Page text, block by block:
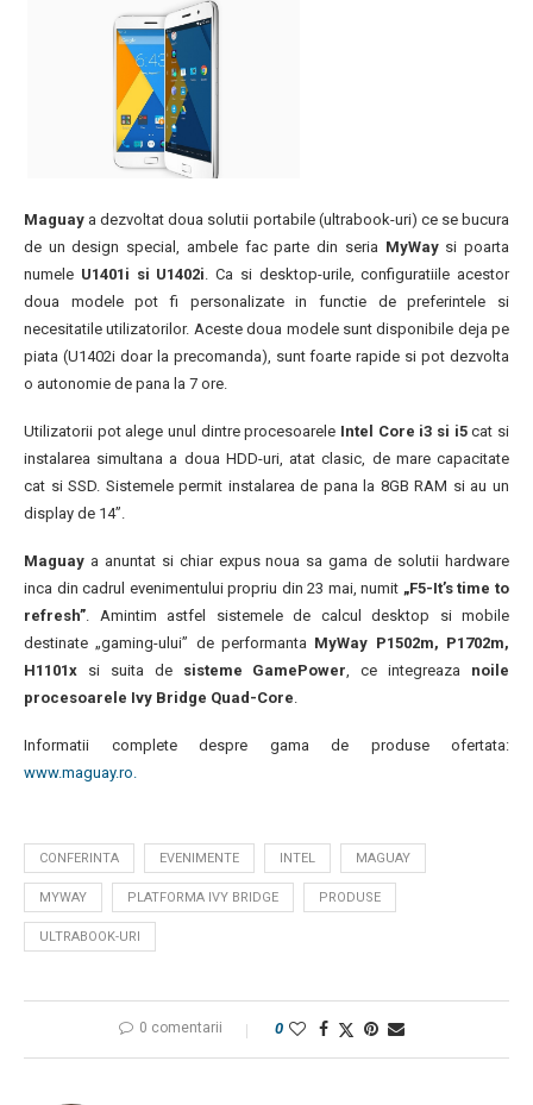
Maguay a dezvoltat doua solutii portabile (ultrabook-uri) ce se bucura
de un design special, ambele fac parte din seria MyWaysi poarta
numele U1401i si U1402i . Ca si desktop-urile, configuratiile acestor
doua modele pot fi personalizate in functie de preferintele si
necesitatile utilizatorilor. Aceste doua modele sunt disponibile deja pe
piata (U1402i doar la precomanda), sunt foarte rapide si pot dezvolta
o autonomie de pana la 7 ore.
Utilizatorii pot alege unul dintre procesoarele Intel Core i3 si i5cat si
instalarea simultana a doua HDD-uri, atat clasic, de mare capacitate
cat si SSD. Sistemele permit instalarea de pana la 8GB RAM si au un
display de 14”.
Maguay a anuntat si chiar expus noua sa gama de solutii hardware
inca din cadrul evenimentului propriu din 23 mai, numit „F5-It’s time to
refresh” . Amintim astfel sistemele de calcul desktop si mobile
destinate „gaming-ului” de performanta MyWay P1502m, P1702m,
H1101x si suita desisteme GamePower , ce integreaza noile
procesoarele Ivy Bridge Quad-Core
Informatii complete despre gama de produse ofertata:
www.maguay.ro.
CONFERINTA EVENIMENTE INTEL MAGUAY
MYWAY PLATFORMA IVY BRIDGE PRODUSE
ULTRABOOK-URI
0 comentarii 0